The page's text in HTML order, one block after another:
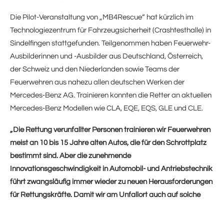
Die Pilot-Veranstaltung von „MB4Rescue“ hat kürzlich im
Technologiezentrum für Fahrzeugsicherheit (Crashtesthalle) in
Sindelfingen stattgefunden. Teilgenommen haben Feuerwehr-
Ausbilderinnen und -Ausbilder aus Deutschland, Österreich,
der Schweiz und den Niederlanden sowie Teams der
Feuerwehren aus nahezu allen deutschen Werken der
Mercedes‑Benz AG. Trainieren konnten die Retter an aktuellen
Mercedes‑Benz Modellen wie CLA, EQE, EQS, GLE und CLE.
„Die Rettung verunfallter Personen trainieren wir Feuerwehren
meist an 10 bis 15 Jahre alten Autos, die für den Schrottplatz
bestimmt sind. Aber die zunehmende
Innovationsgeschwindigkeit in Automobil- und Antriebstechnik
führt zwangsläufig immer wieder zu neuen Herausforderungen
für Rettungskräfte. Damit wir am Unfallort auch auf solche